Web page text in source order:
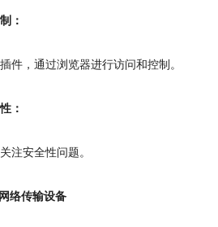
：
件，通过浏览器进行访问和控制。
：
注安全性问题。
络传输设备